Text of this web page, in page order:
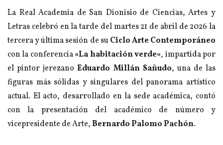
La Real Academia de San Dionisio de Ciencias, Artes y
Letras celebró en la tarde del martes 21 de abril de 2026 la
tercera y última sesión de su Ciclo Arte Contemporáneo
con la conferencia«La habitación verde», impartida por
el pintor jerezanoEduardo Millán Sañudo, una de las
figuras más sólidas y singulares del panorama artístico
actual. El acto, desarrollado en la sede académica, contó
con la presentación del académico de número y
vicepresidente de Arte,Bernardo Palomo Pachón.